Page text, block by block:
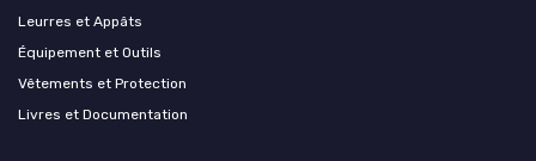
Leurres et Appâts
Équipement et Outils
Vêtements et Protection
Livres et Documentation